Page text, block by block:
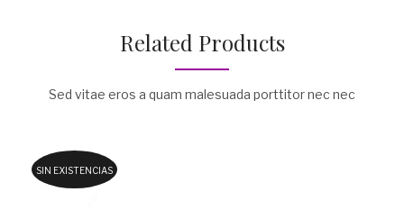
Related Products
Sed vitae eros a quam malesuada porttitor nec nec
SIN EXISTENCIAS